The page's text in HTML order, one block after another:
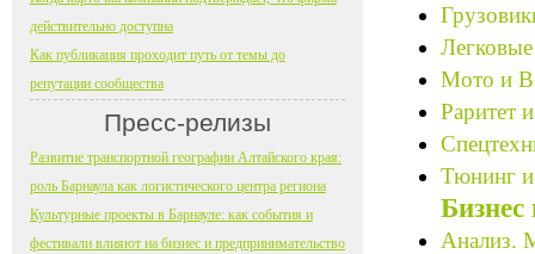
Мото и
Раритет
Тюнинг
Анализ.
действительно доступна
Как публикация проходит путь от темы до
репутации сообщества
Пресс-релизы
Развитие транспортной географии Алтайского края:
роль Барнаула как логистического центра региона
Культурные проекты в Барнауле: как события и
фестивали влияют на бизнес и предпринимательство